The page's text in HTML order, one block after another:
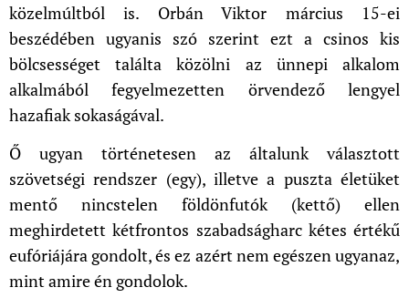
közelmúltból is. Orbán Viktor március 15-ei
beszédében ugyanis szó szerint ezt a csinos kis
bölcsességet találta közölni az ünnepi alkalom
alkalmából fegyelmezetten örvendező lengyel
hazafiak sokaságával.
Ő ugyan történetesen az általunk választott
szövetségi rendszer (egy), illetve a puszta életüket
mentő nincstelen földönfutók (kettő) ellen
meghirdetett kétfrontos szabadságharc kétes értékű
eufóriájára gondolt, és ez azért nem egészen ugyanaz,
mint amire én gondolok.